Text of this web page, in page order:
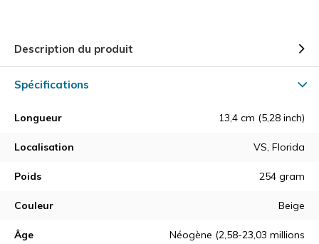
Description du produit
Spécifications
Longueur 13,4 cm (5,28 inch)
Localisation VS, Florida
Poids 254 gram
Couleur Beige
Âge
Néogène (2,58-23,03 millions